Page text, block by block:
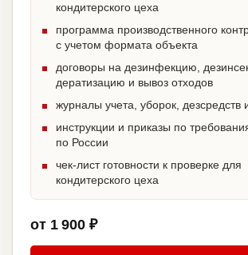
кондитерского цеха
программа производственного
с учетом формата объекта
договоры на дезинфекцию,
дератизацию и вывоз отходов
журналы учета, уборок, дезсредств
инструкции и приказы по
по России
чек-лист готовности к проверке для
кондитерского цеха
от 1 900 ₽